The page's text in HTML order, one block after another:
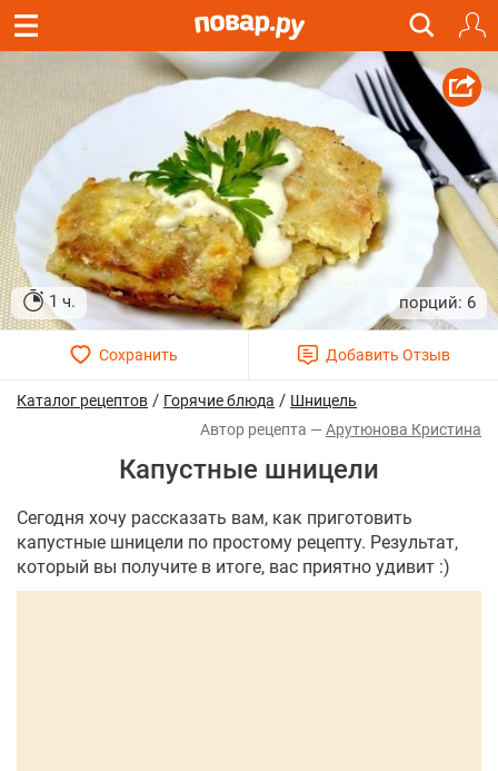
1 ч. 6
Каталог рецептов / Горячие блюда / Шницель
Арутюнова Кристина
Капустные шницели
Сегодня хочу рассказать вам, как приготовить
капустные шницели по простому рецепту. Результат,
который вы получите в итоге, вас приятно удивит :)